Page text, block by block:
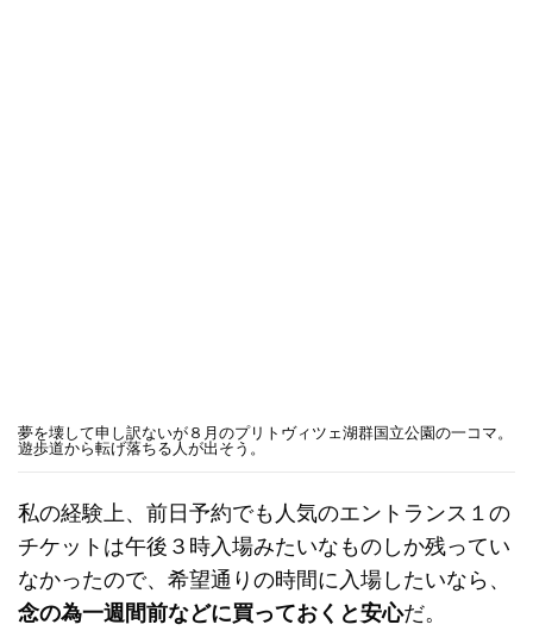
夢を壊して申し訳ないが８月のプリトヴィツェ湖群国立公園の一コマ。
遊歩道から転げ落ちる人が出そう。
私の経験上、前日予約でも人気のエントランス１の
チケットは午後３時入場みたいなものしか残ってい
なかったので、希望通りの時間に入場したいなら、
念の為一週間前などに買っておくと安心だ。